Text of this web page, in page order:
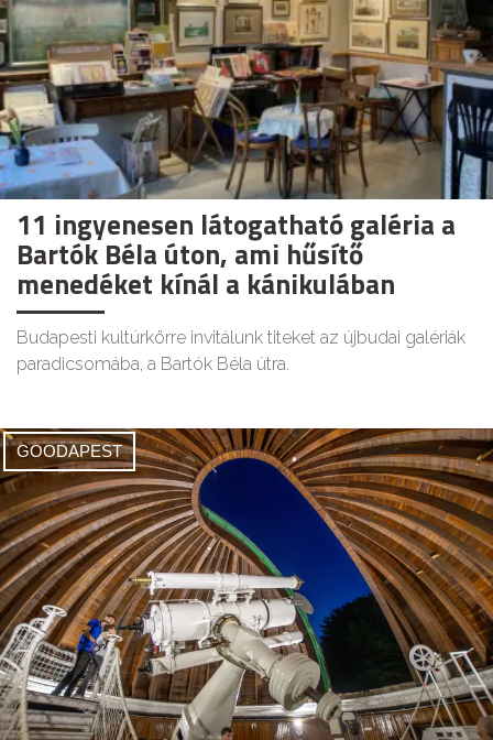
11 ingyenesen látogatható galéria a
Bartók Béla úton, ami hűsítő
menedéket kínál a kánikulában
Budapesti kultúrkörre invitálunk titeket az újbudai galériák
paradicsomába, a Bartók Béla útra.
GOODAPEST